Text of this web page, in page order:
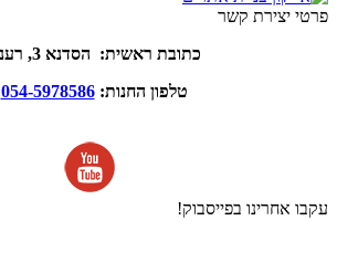
פרטי יצירת קשר
כתובת ראשית: הסדנא 3, רעננה
טלפון החנות:054-5978586
עקבו אחרינו בפייסבוק!